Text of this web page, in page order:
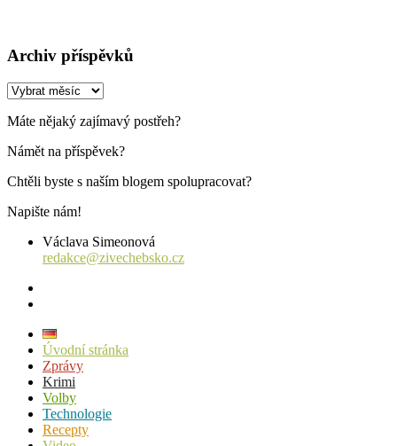
Archiv příspěvků
Archiv
Máte nějaký zajímavý postřeh?
Námět na příspěvek?
Chtěli byste s naším blogem spolupracovat?
Napište nám!
Václava Simeonová
redakce@zivechebsko.cz
Úvodní stránka
Zprávy
Krimi
Volby
Technologie
Recepty